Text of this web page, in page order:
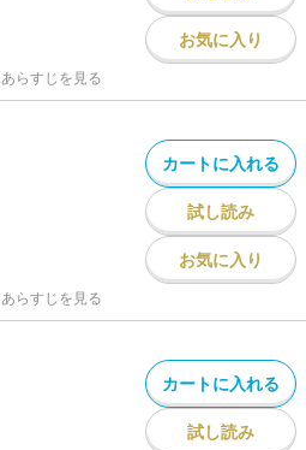
お気に入り
あらすじを見る
カートに入れる
試し読み
お気に入り
あらすじを見る
カートに入れる
試し読み